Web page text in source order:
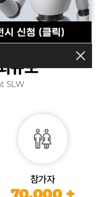
전시 신청
규모
SLW
참가자